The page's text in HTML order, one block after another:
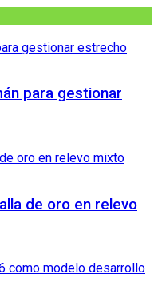
para gestionar
de oro en relevo